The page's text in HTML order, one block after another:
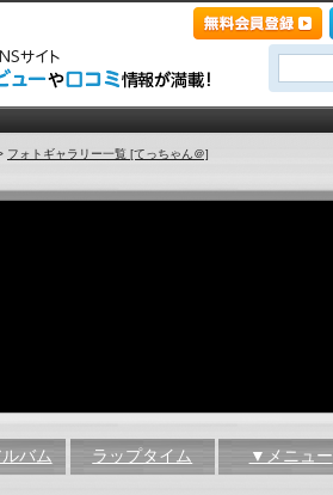
フォトギャラリー一覧 [てっちゃん＠]
バム ラップタイム ▼メニュー